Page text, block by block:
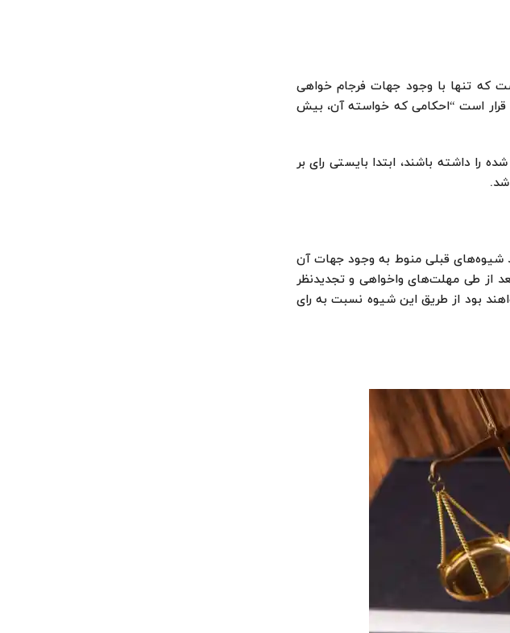
که تنها با وجود جهات فرجام خواهی
قانون آیین دادرسی مدنی، از این قرار است “احکامی که خواسته آن، بیش
را داشته باشند، ابتدا بایستی رای بر
شیوه‌های قبلی منوط به وجود جهات آن
و بعد از طی مهلت‌های واخواهی و تجدیدنظر
بود از طریق این شیوه نسبت به رای